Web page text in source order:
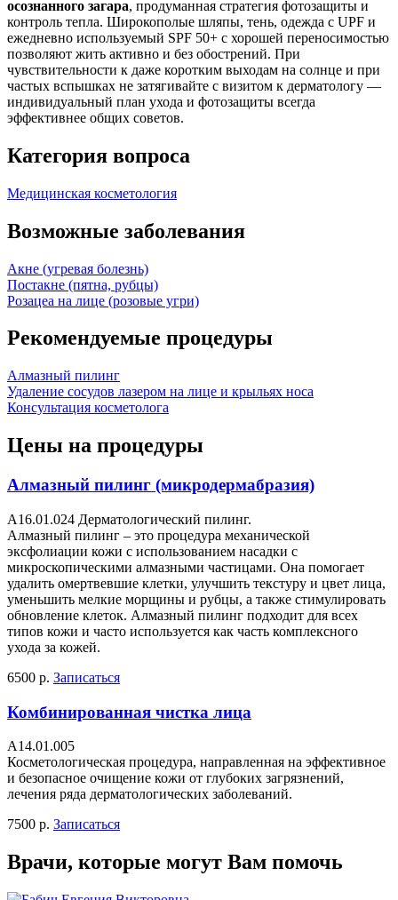
осознанного загара, продуманная стратегия фотозащиты и
контроль тепла. Широкополые шляпы, тень, одежда с UPF и
ежедневно используемый SPF 50+ с хорошей переносимостью
позволяют жить активно и без обострений. При
чувствительности к даже коротким выходам на солнце и при
частых вспышках не затягивайте с визитом к дерматологу —
индивидуальный план ухода и фотозащиты всегда
эффективнее общих советов.
Категория вопроса
Медицинская косметология
Возможные заболевания
Акне (угревая болезнь)
Постакне (пятна, рубцы)
Розацеа на лице (розовые угри)
Рекомендуемые процедуры
Алмазный пилинг
Удаление сосудов лазером на лице и крыльях носа
Консультация косметолога
Цены на процедуры
Алмазный пилинг (микродермабразия)
A16.01.024 Дерматологический пилинг.
Алмазный пилинг – это процедура механической
эксфолиации кожи с использованием насадки с
микроскопическими алмазными частицами. Она помогает
удалить омертвевшие клетки, улучшить текстуру и цвет лица,
уменьшить мелкие морщины и рубцы, а также стимулировать
обновление клеток. Алмазный пилинг подходит для всех
типов кожи и часто используется как часть комплексного
ухода за кожей.
6500 р. Записаться
Комбинированная чистка лица
А14.01.005
Косметологическая процедура, направленная на эффективное
и безопасное очищение кожи от глубоких загрязнений,
лечения ряда дерматологических заболеваний.
7500 р. Записаться
Врачи, которые могут Вам помочь